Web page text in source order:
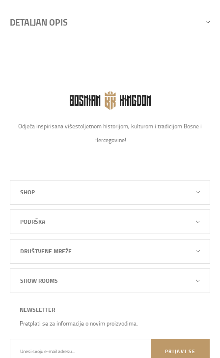
DETALJAN OPIS
Odjeća inspirisana višestoljetnom historijom, kulturom i tradicijom Bosne i
Hercegovine!
SHOP
PODRŠKA
DRUŠTVENE MREŽE
SHOW ROOMS
NEWSLETTER
Pretplati se za informacije o novim proizvodima.
PRIJAVI SE